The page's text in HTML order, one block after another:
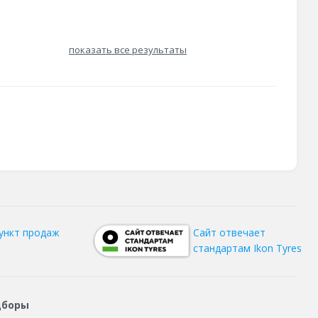
показать все результаты
продаж
Сайт отвечает
стандартам Ikon Tyres